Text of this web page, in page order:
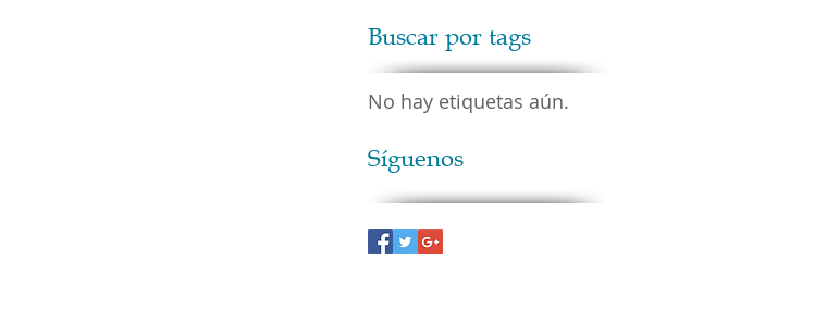
Buscar por tags
No hay etiquetas aún.
Síguenos